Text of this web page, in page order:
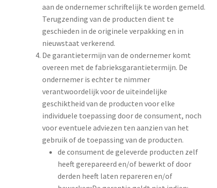
aan de ondernemer schriftelijk te worden gemeld.
Terugzending van de producten dient te
geschieden in de originele verpakking en in
nieuwstaat verkerend.
De garantietermijn van de ondernemer komt
overeen met de fabrieksgarantietermijn. De
ondernemer is echter te nimmer
verantwoordelijk voor de uiteindelijke
geschiktheid van de producten voor elke
individuele toepassing door de consument, noch
voor eventuele adviezen ten aanzien van het
gebruik of de toepassing van de producten.
de consument de geleverde producten zelf
heeft gerepareerd en/of bewerkt of door
derden heeft laten repareren en/of